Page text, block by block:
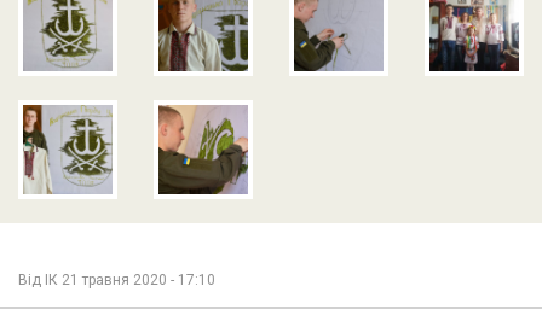
Від ІК 21 травня 2020 - 17:10